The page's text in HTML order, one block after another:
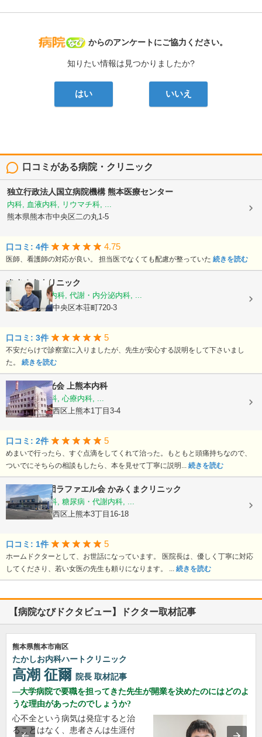
病院なび
からのアンケートにご協力ください。
知りたい情報は見つかりましたか?
はい いいえ
口コミがある病院・クリニック
独立行政法人国立病院機構熊本医療センター
内科, 血液内科, リウマチ科, ...
熊本県熊本市中央区二の丸1-5
口コミ: 4件 4.75
医師、看護師の対応が良い。 担当医でなくても配慮が整っていた 続きを読む
きさぬきクリニック
糖尿病内科, 内科, 代謝・内分泌内科, ...
熊本県熊本市中央区本荘町720-3
口コミ: 3件 5
不安だらけで診察室に入りましたが、先生が安心する説明をして下さいまし
た。 続きを読む
医療法人陽光会 上熊本内科
内科, 神経内科, 心療内科, ...
熊本県熊本市西区上熊本1丁目3-4
口コミ: 2件 5
めまいで行ったら、すぐ点滴をしてくれて治った。もともと頭痛持ちなので、
ついでにそちらの相談もしたら、本を見せて丁寧に説明... 続きを読む
医療法人社団ラファエル会 かみくまクリニック
整形外科, 内科, 糖尿病・代謝内科, ...
熊本県熊本市西区上熊本3丁目16-18
口コミ: 1件 5
ホームドクターとして、お世話になっています。 医院長は、優しく丁寧に対応
してくださり、若い女医の先生も頼りになります。 ... 続きを読む
【病院なびドクタビュー】ドクター取材記事
熊本県熊本市南区
たかしお内科ハートクリニック
高潮 征爾 院長 取材記事
大学病院で要職を担ってきた先生が開業を決めたのにはどのよ
うな理由があったのでしょうか?
心不全という病気は発症すると治
ることはなく、患者さんは生涯付